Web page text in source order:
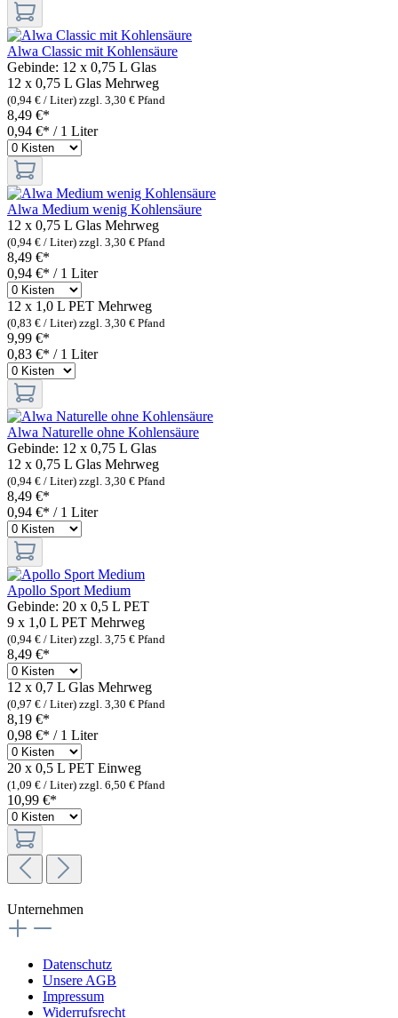
Alwa Classic mit Kohlensäure
Gebinde: 12 x 0,75 L Glas
12 x 0,75 L Glas Mehrweg
(0,94 € / Liter) zzgl. 3,30 € Pfand
8,49 €*
0,94 €* / 1 Liter
Alwa Medium wenig Kohlensäure
12 x 0,75 L Glas Mehrweg
(0,94 € / Liter) zzgl. 3,30 € Pfand
8,49 €*
0,94 €* / 1 Liter
12 x 1,0 L PET Mehrweg
(0,83 € / Liter) zzgl. 3,30 € Pfand
9,99 €*
0,83 €* / 1 Liter
Alwa Naturelle ohne Kohlensäure
Gebinde: 12 x 0,75 L Glas
12 x 0,75 L Glas Mehrweg
(0,94 € / Liter) zzgl. 3,30 € Pfand
8,49 €*
0,94 €* / 1 Liter
Apollo Sport Medium
Gebinde: 20 x 0,5 L PET
9 x 1,0 L PET Mehrweg
(0,94 € / Liter) zzgl. 3,75 € Pfand
8,49 €*
12 x 0,7 L Glas Mehrweg
(0,97 € / Liter) zzgl. 3,30 € Pfand
8,19 €*
0,98 €* / 1 Liter
20 x 0,5 L PET Einweg
(1,09 € / Liter) zzgl. 6,50 € Pfand
10,99 €*
Unternehmen
Datenschutz
Unsere AGB
Impressum
Widerrufsrecht